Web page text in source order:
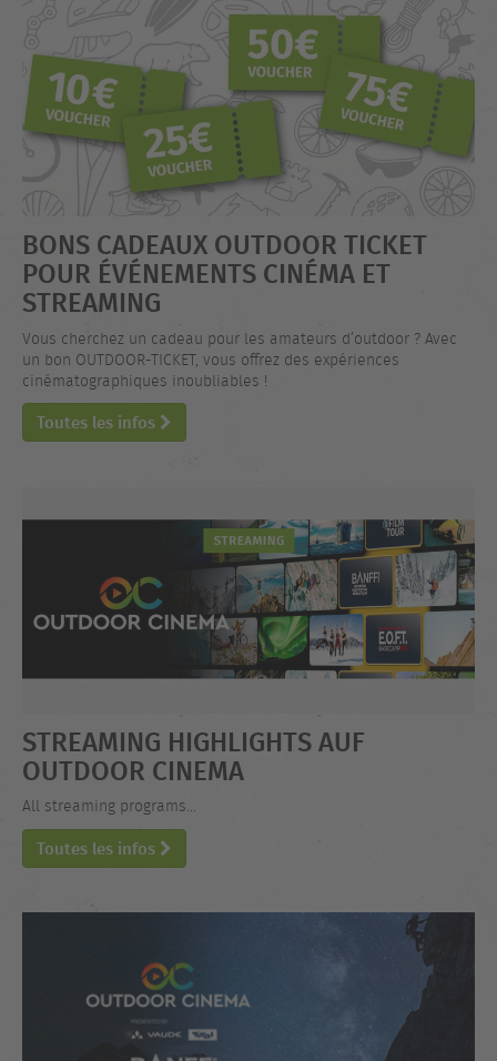
BONS CADEAUX OUTDOOR TICKET
POUR ÉVÉNEMENTS CINÉMA ET
STREAMING
Vous cherchez un cadeau pour les amateurs d’outdoor ? Avec
un bon OUTDOOR-TICKET, vous offrez des expériences
cinématographiques inoubliables !
Toutes les infos
STREAMING HIGHLIGHTS AUF
OUTDOOR CINEMA
All streaming programs...
Toutes les infos